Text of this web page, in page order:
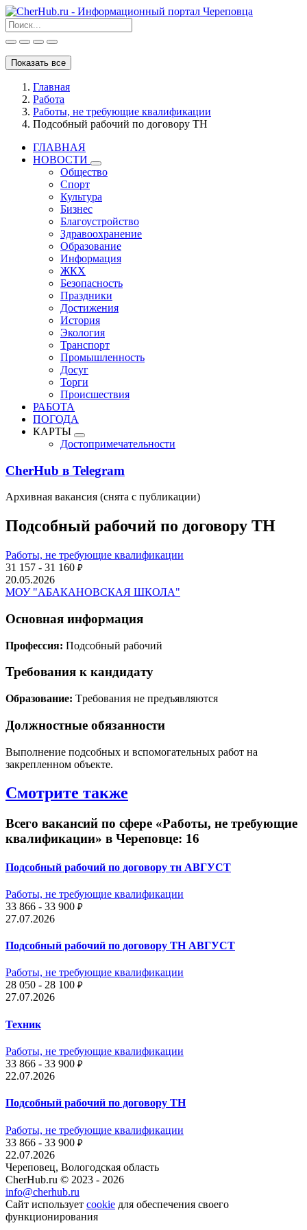
Показать все
Главная
Работа
Работы, не требующие квалификации
Подсобный рабочий по договору ТН
ГЛАВНАЯ
НОВОСТИ
Общество
Спорт
Культура
Бизнес
Благоустройство
Здравоохранение
Образование
Информация
ЖКХ
Безопасность
Праздники
Достижения
История
Экология
Транспорт
Промышленность
Досуг
Торги
Происшествия
РАБОТА
ПОГОДА
КАРТЫ
Достопримечательности
CherHub в Telegram
Архивная вакансия (снята с публикации)
Подсобный рабочий по договору ТН
Работы, не требующие квалификации
31 157 - 31 160 ₽
20.05.2026
МОУ "АБАКАНОВСКАЯ ШКОЛА"
Основная информация
Профессия: Подсобный рабочий
Требования к кандидату
Образование: Tребования не предъявляются
Должностные обязанности
Выполнение подсобных и вспомогательных работ на
закрепленном объекте.
Смотрите также
Всего вакансий по сфере «Работы, не требующие
квалификации» в Череповце: 16
Подсобный рабочий по договору тн АВГУСТ
Работы, не требующие квалификации
33 866 - 33 900 ₽
27.07.2026
Подсобный рабочий по договору ТН АВГУСТ
Работы, не требующие квалификации
28 050 - 28 100 ₽
27.07.2026
Техник
Работы, не требующие квалификации
33 866 - 33 900 ₽
22.07.2026
Подсобный рабочий по договору ТН
Работы, не требующие квалификации
33 866 - 33 900 ₽
22.07.2026
Череповец, Вологодская область
CherHub.ru © 2023 - 2026
info@cherhub.ru
Сайт использует cookie для обеспечения своего
функционирования